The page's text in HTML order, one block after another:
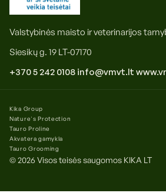
Valstybinės maisto ir veterinarijos
Siesikų g. 19 LT-07170
+370 5 242 0108 info@vmvt.lt
© 2026 Visos teisės saugomos KIKA LT
Kika Group
Nature's Protection
Tauro Proline
Akvatera gamykla
Tauro Grooming